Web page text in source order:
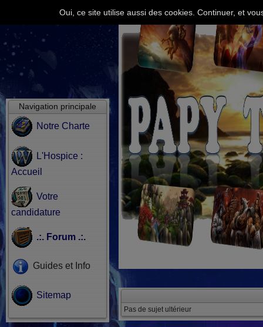
Navigation principale
Notre Charte
L'Hospice :
Accueil
Votre
candidature
.:. Forum .:.
Guides et Info
Sitemap
Pas de sujet ultérieur
Oui, ce site utilise aussi des cookies. Continuer, et